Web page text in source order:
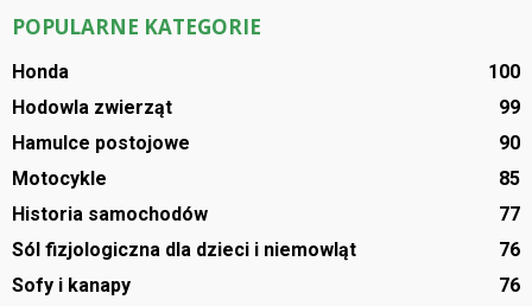
POPULARNE KATEGORIE
Honda
100
Hodowla zwierząt
99
Hamulce postojowe
90
Motocykle
85
Historia samochodów
77
Sól fizjologiczna dla dzieci i niemowląt
76
Sofy i kanapy
76